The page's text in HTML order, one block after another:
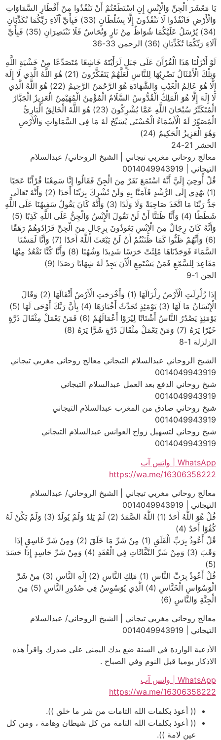
يَا مَعْشَرَ الْجِنِّ وَالْإِنْسِ إِنِ اسْتَطَعْتُمْ أَنْ تَنْفُذُوا مِنْ أَقْطَارِ السَّمَاوَاتِ
وَالْأَرْضِ فَانْفُذُوا لَا تَنْفُذُونَ إِلَّا بِسُلْطَانٍ (33) فَبِأَيِّ آَلَاءِ رَبِّكُمَا تُكَذِّبَانِ
(34) يُرْسَلُ عَلَيْكُمَا شُوَاظٌ مِنْ نَارٍ وَنُحَاسٌ فَلَا تَنْتَصِرَانِ (35) فَبِأَيِّ
آَلَاءِ رَبِّكُمَا تُكَذِّبَانِ (36) الرحمن 33-36
لَوْ أَنْزَلْنَا هَذَا الْقُرْآَنَ عَلَى جَبَلٍ لَرَأَيْتَهُ خَاشِعًا مُتَصَدِّعًا مِنْ خَشْيَةِ اللَّهِ
وَتِلْكَ الْأَمْثَالُ نَضْرِبُهَا لِلنَّاسِ لَعَلَّهُمْ يَتَفَكَّرُونَ (21) هُوَ اللَّهُ الَّذِي لَا إِلَهَ
إِلَّا هُوَ عَالِمُ الْغَيْبِ وَالشَّهَادَةِ هُوَ الرَّحْمَنُ الرَّحِيمُ (22) هُوَ اللَّهُ الَّذِي
لَا إِلَهَ إِلَّا هُوَ الْمَلِكُ الْقُدُّوسُ السَّلَامُ الْمُؤْمِنُ الْمُهَيْمِنُ الْعَزِيزُ الْجَبَّارُ
الْمُتَكَبِّرُ سُبْحَانَ اللَّهِ عَمَّا يُشْرِكُونَ (23) هُوَ اللَّهُ الْخَالِقُ الْبَارِئُ
الْمُصَوِّرُ لَهُ الْأَسْمَاءُ الْحُسْنَى يُسَبِّحُ لَهُ مَا فِي السَّمَاوَاتِ وَالْأَرْضِ
وَهُوَ الْعَزِيزُ الْحَكِيمُ (24)
الحشر 21-24
معالج روحاني مغربي تيجاني | الشيخ الروحاني/ عبدالسلام
التيجاني | 0014049943919
قُلْ أُوحِيَ إِلَيَّ أَنَّهُ اسْتَمَعَ نَفَرٌ مِنَ الْجِنِّ فَقَالُوا إِنَّا سَمِعْنَا قُرْآَنًا عَجَبًا
(1) يَهْدِي إِلَى الرُّشْدِ فَآَمَنَّا بِهِ وَلَنْ نُشْرِكَ بِرَبِّنَا أَحَدًا (2) وَأَنَّهُ تَعَالَى
جَدُّ رَبِّنَا مَا اتَّخَذَ صَاحِبَةً وَلَا وَلَدًا (3) وَأَنَّهُ كَانَ يَقُولُ سَفِيهُنَا عَلَى اللَّهِ
شَطَطًا (4) وَأَنَّا ظَنَنَّا أَنْ لَنْ تَقُولَ الْإِنْسُ وَالْجِنُّ عَلَى اللَّهِ كَذِبًا (5)
وَأَنَّهُ كَانَ رِجَالٌ مِنَ الْإِنْسِ يَعُوذُونَ بِرِجَالٍ مِنَ الْجِنِّ فَزَادُوهُمْ رَهَقًا
(6) وَأَنَّهُمْ ظَنُّوا كَمَا ظَنَنْتُمْ أَنْ لَنْ يَبْعَثَ اللَّهُ أَحَدًا (7) وَأَنَّا لَمَسْنَا
السَّمَاءَ فَوَجَدْنَاهَا مُلِئَتْ حَرَسًا شَدِيدًا وَشُهُبًا (8) وَأَنَّا كُنَّا نَقْعُدُ مِنْهَا
مَقَاعِدَ لِلسَّمْعِ فَمَنْ يَسْتَمِعِ الْآَنَ يَجِدْ لَهُ شِهَابًا رَصَدًا (9)
الجن 1-9
إِذَا زُلْزِلَتِ الْأَرْضُ زِلْزَالَهَا (1) وَأَخْرَجَتِ الْأَرْضُ أَثْقَالَهَا (2) وَقَالَ
الْإِنْسَانُ مَا لَهَا (3) يَوْمَئِذٍ تُحَدِّثُ أَخْبَارَهَا (4) بِأَنَّ رَبَّكَ أَوْحَى لَهَا (5)
يَوْمَئِذٍ يَصْدُرُ النَّاسُ أَشْتَاتًا لِيُرَوْا أَعْمَالَهُمْ (6) فَمَنْ يَعْمَلْ مِثْقَالَ ذَرَّةٍ
خَيْرًا يَرَهُ (7) وَمَنْ يَعْمَلْ مِثْقَالَ ذَرَّةٍ شَرًّا يَرَهُ (8)
الزلزلة 1-8
الشيخ الروحاني عبدالسلام التيجاني معالج روحاني مغربي تيجاني
0014049943919
شيخ روحاني الدفع بعد العمل عبدالسلام التيجاني
0014049943919
شيخ روحاني صادق من المغرب عبدالسلام التيجاني
0014049943919
شيخ روحاني لتسهيل زواج العوانس عبدالسلام التيجاني
0014049943919
WhatsApp | واتس آب
https://wa.me/16306358222
معالج روحاني مغربي تيجاني | الشيخ الروحاني/ عبدالسلام
التيجاني | 0014049943919
قُلْ هُوَ اللَّهُ أَحَدٌ (1) اللَّهُ الصَّمَدُ (2) لَمْ يَلِدْ وَلَمْ يُولَدْ (3) وَلَمْ يَكُنْ لَهُ
كُفُوًا أَحَدٌ (4)
قُلْ أَعُوذُ بِرَبِّ الْفَلَقِ (1) مِنْ شَرِّ مَا خَلَقَ (2) وَمِنْ شَرِّ غَاسِقٍ إِذَا
وَقَبَ (3) وَمِنْ شَرِّ النَّفَّاثَاتِ فِي الْعُقَدِ (4) وَمِنْ شَرِّ حَاسِدٍ إِذَا حَسَدَ
(5)
قُلْ أَعُوذُ بِرَبِّ النَّاسِ (1) مَلِكِ النَّاسِ (2) إِلَهِ النَّاسِ (3) مِنْ شَرِّ
الْوَسْوَاسِ الْخَنَّاسِ (4) الَّذِي يُوَسْوِسُ فِي صُدُورِ النَّاسِ (5) مِنَ
الْجِنَّةِ وَالنَّاسِ (6)
معالج روحاني مغربي تيجاني | الشيخ الروحاني/ عبدالسلام
التيجاني | 0014049943919
الأدعية الواردة في السنة ضع يدك اليمنى على صدرك واقرأ هذه
الاذكار يوميا قبل النوم وفي الصباح .
WhatsApp | واتس آب
https://wa.me/16306358222
(( أعوذ بكلمات الله التامات من شر ما خلق )).
(( أعوذ بكلمات الله التامة من كل شيطان وهامة ، ومن كل
عين لامة )).